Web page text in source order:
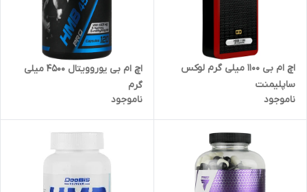
اچ ام بی 1100 میلی گرم لوکس
ساپلیمنت
ناموجود
اچ ام بی یوروویتال 4500 میلی
گرم
ناموجود